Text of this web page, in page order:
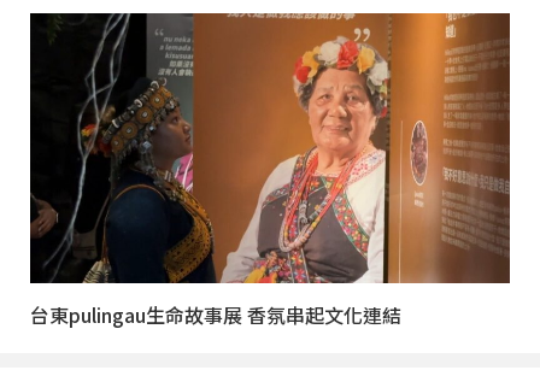
台東pulingau生命故事展 香氛串起文化連結